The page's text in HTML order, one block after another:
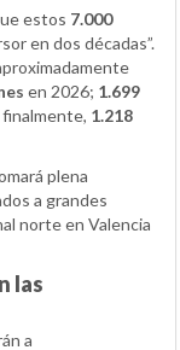
estos 7.000
en dos décadas”.
en 2026; 1.699
1.218
plena
a grandes
norte en Valencia
las
a